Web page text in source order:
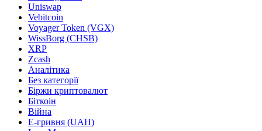
Uniswap
Vebitcoin
Voyager Token (VGX)
WissBorg (CHSB)
XRP
Zcash
Аналітика
Без категорії
Біржи криптовалют
Біткоін
Війна
Е-гривня (UAH)